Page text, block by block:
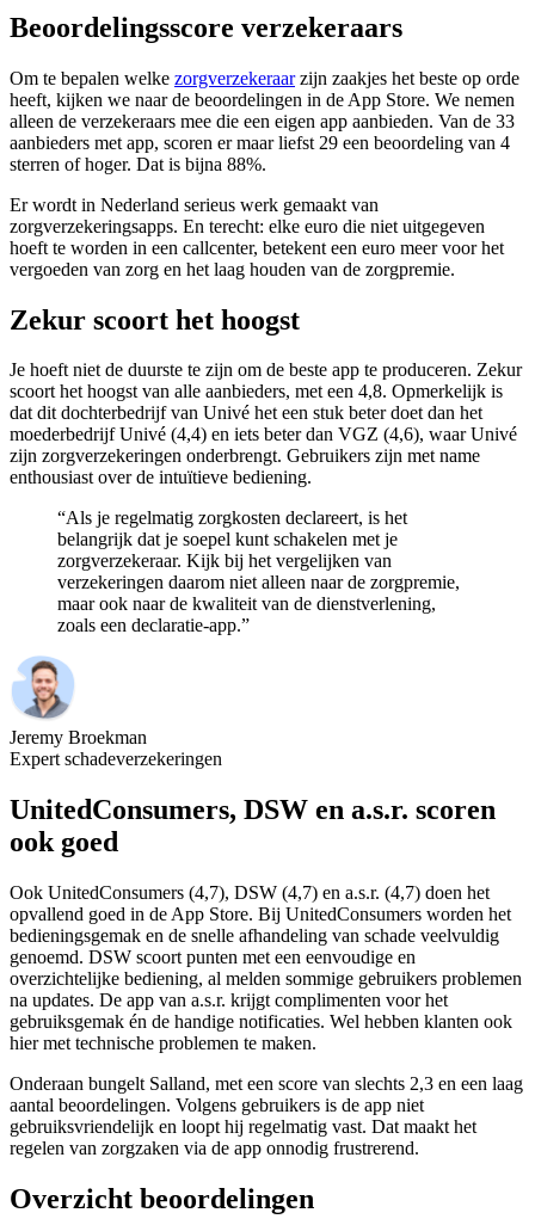
Beoordelingsscore verzekeraars
Om te bepalen welke zorgverzekeraarzijn zaakjes het beste op orde
heeft, kijken we naar de beoordelingen in de App Store. We nemen
alleen de verzekeraars mee die een eigen app aanbieden. Van de 33
aanbieders met app, scoren er maar liefst 29 een beoordeling van 4
sterren of hoger. Dat is bijna 88%.
Er wordt in Nederland serieus werk gemaakt van
zorgverzekeringsapps. En terecht: elke euro die niet uitgegeven
hoeft te worden in een callcenter, betekent een euro meer voor het
vergoeden van zorg en het laag houden van de zorgpremie.
Zekur scoort het hoogst
Je hoeft niet de duurste te zijn om de beste app te produceren. Zekur
scoort het hoogst van alle aanbieders, met een 4,8. Opmerkelijk is
dat dit dochterbedrijf van Univé het een stuk beter doet dan het
moederbedrijf Univé (4,4) en iets beter dan VGZ (4,6), waar Univé
zijn zorgverzekeringen onderbrengt. Gebruikers zijn met name
enthousiast over de intuïtieve bediening.
“Als je regelmatig zorgkosten declareert, is het
belangrijk dat je soepel kunt schakelen met je
zorgverzekeraar. Kijk bij het vergelijken van
verzekeringen daarom niet alleen naar de zorgpremie,
maar ook naar de kwaliteit van de dienstverlening,
zoals een declaratie-app.”
Jeremy Broekman
Expert schadeverzekeringen
UnitedConsumers, DSW en a.s.r. scoren
ook goed
Ook UnitedConsumers (4,7), DSW (4,7) en a.s.r. (4,7) doen het
opvallend goed in de App Store. Bij UnitedConsumers worden het
bedieningsgemak en de snelle afhandeling van schade veelvuldig
genoemd. DSW scoort punten met een eenvoudige en
overzichtelijke bediening, al melden sommige gebruikers problemen
na updates. De app van a.s.r. krijgt complimenten voor het
gebruiksgemak én de handige notificaties. Wel hebben klanten ook
hier met technische problemen te maken.
Onderaan bungelt Salland, met een score van slechts 2,3 en een laag
aantal beoordelingen. Volgens gebruikers is de app niet
gebruiksvriendelijk en loopt hij regelmatig vast. Dat maakt het
regelen van zorgzaken via de app onnodig frustrerend.
Overzicht beoordelingen